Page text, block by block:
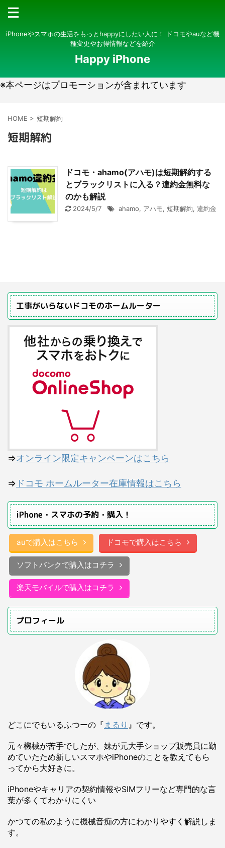
iPhoneやスマホの生活をもっとhappyにしたい人に！ ドコモやauなど機
種変更やお得情報などを紹介
Happy iPhone
※本ページはプロモーションが含まれています
HOME > 短期解約
短期解約
ドコモ・ahamo(アハモ)は短期解約する
とブラックリストに入る？違約金無料な
のかも解説
2024/5/7 ahamo, アハモ, 短期解約, 違約金
工事がいらないドコモのホームルーター
⇒オンライン限定キャンペーンはこちら
⇒ ドコモ ホームルーター在庫情報はこちら
iPhone・スマホの予約・購入！
auで購入はこちら ドコモで購入はこちら
ソフトバンクで購入はコチラ
楽天モバイルで購入はコチラ
プロフィール
どこにでもいるふつーの『 まるり 』です。
元々機械が苦手でしたが、妹が元大手ショップ販売員に勤
めていたため新しいスマホやiPhoneのことを教えてもら
ってから大好きに。
iPhoneやキャリアの契約情報やSIMフリーなど専門的な言
葉が多くてわかりにくい
かつての私のように機械音痴の方にわかりやすく解説しま
す。